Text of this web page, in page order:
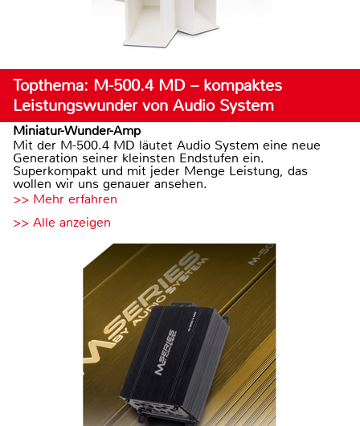
Topthema: M-500.4 MD – kompaktes
Leistungswunder von Audio System
Miniatur-Wunder-Amp
Mit der M-500.4 MD läutet Audio System eine neue
Generation seiner kleinsten Endstufen ein.
Superkompakt und mit jeder Menge Leistung, das
wollen wir uns genauer ansehen.
>> Mehr erfahren
>> Alle anzeigen